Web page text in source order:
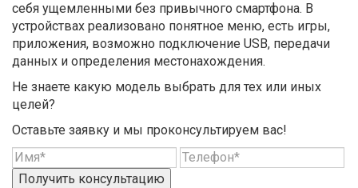
себя ущемленными без привычного смартфона. В
устройствах реализовано понятное меню, есть игры,
приложения, возможно подключение USB, передачи
данных и определения местонахождения.
Не знаете какую модель выбрать для тех или иных
целей?
Оставьте заявку и мы проконсультируем вас!
Получить консультацию